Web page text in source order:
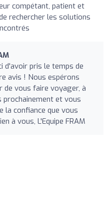
compétant, patient et
rechercher les solutions
d'avoir pris le temps de
avis ! Nous espérons
de vous faire voyager, à
prochainement et vous
la confiance que vous
à vous, L'Equipe FRAM